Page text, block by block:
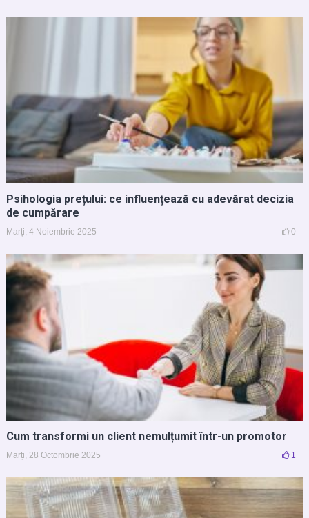
Psihologia prețului: ce influențează cu adevărat decizia
de cumpărare
Marți, 4 Noiembrie 2025 0
Cum transformi un client nemulțumit într-un promotor
Marți, 28 Octombrie 2025 1